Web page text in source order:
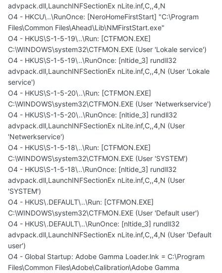
advpack.dll,LaunchINFSectionEx nLite.inf,C,,4,N
O4 - HKCU\..\RunOnce: [NeroHomeFirstStart] "C:\Program
Files\Common Files\Ahead\Lib\NMFirstStart.exe"
O4 - HKUS\S-1-5-19\..\Run: [CTFMON.EXE]
C:\WINDOWS\system32\CTFMON.EXE (User 'Lokale service')
O4 - HKUS\S-1-5-19\..\RunOnce: [nltide_3] rundll32
advpack.dll,LaunchINFSectionEx nLite.inf,C,,4,N (User 'Lokale
service')
O4 - HKUS\S-1-5-20\..\Run: [CTFMON.EXE]
C:\WINDOWS\system32\CTFMON.EXE (User 'Netwerkservice')
O4 - HKUS\S-1-5-20\..\RunOnce: [nltide_3] rundll32
advpack.dll,LaunchINFSectionEx nLite.inf,C,,4,N (User
'Netwerkservice')
O4 - HKUS\S-1-5-18\..\Run: [CTFMON.EXE]
C:\WINDOWS\system32\CTFMON.EXE (User 'SYSTEM')
O4 - HKUS\S-1-5-18\..\RunOnce: [nltide_3] rundll32
advpack.dll,LaunchINFSectionEx nLite.inf,C,,4,N (User
'SYSTEM')
O4 - HKUS\.DEFAULT\..\Run: [CTFMON.EXE]
C:\WINDOWS\system32\CTFMON.EXE (User 'Default user')
O4 - HKUS\.DEFAULT\..\RunOnce: [nltide_3] rundll32
advpack.dll,LaunchINFSectionEx nLite.inf,C,,4,N (User 'Default
user')
O4 - Global Startup: Adobe Gamma Loader.lnk = C:\Program
Files\Common Files\Adobe\Calibration\Adobe Gamma